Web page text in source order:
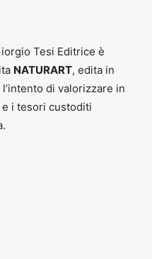
Tesi Editrice è
NATURART, edita in
di valorizzare in
e i tesori custoditi